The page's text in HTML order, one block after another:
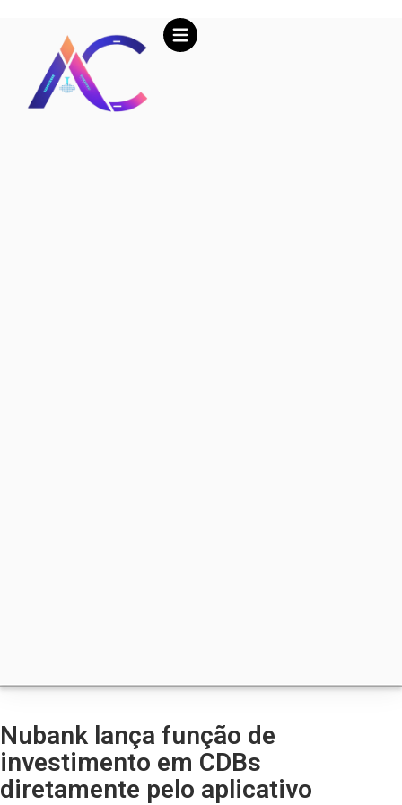
Nubank lança função de
investimento em CDBs
diretamente pelo aplicativo